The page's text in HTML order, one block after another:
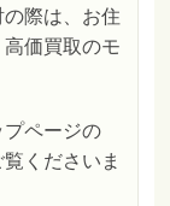
際は、お住
価買取のモ
ページの
くださいま